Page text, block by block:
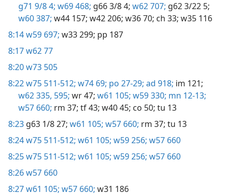
g71 9/8 4; w69 468; g66 3/8 4; w62 707; g62 3/22 5;
w60 387; w44 157; w42 206; w36 70; ch 33; w35 116
8:14w59 697; w33 299; pp 187
8:17w62 77
8:20w73 505
8:22w75 511-512; w74 69; po 27-29; ad 918; im 121;
w62 335, 595; wr 47; w61 105; w59 330; mn 12-13;
w57 660; rm 37; tf 43; w40 45; co 50; tu 13
8:23 g63 1/8 27; w61 105; w57 660; rm 37; tu 13
8:24w75 511-512; w61 105; w59 256; w57 660
8:25w75 511-512; w61 105; w59 256; w57 660
8:26w57 660
8:27w61 105; w57 660; w31 186